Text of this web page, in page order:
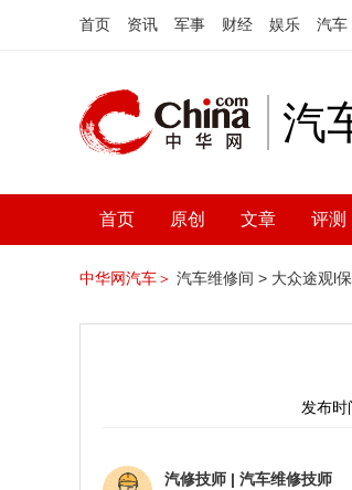
首页 资讯 军事 财经 娱乐 汽车
汽
首页 原创 文章 评测
中华网汽车＞ 汽车维修间 > 大众途观l
发布
汽修技师 | 汽车维修技师